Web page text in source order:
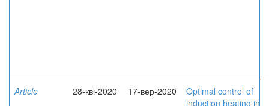
Article 28-кві-2020 17-вер-2020
Optimal control of
induction heating in